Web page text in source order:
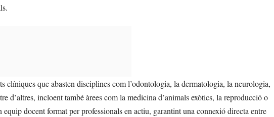
clíniques que abasten disciplines com l’odontologia, la dermatologia, la neurologia,
d’altres, incloent també àrees com la medicina d’animals exòtics, la reproducció o
docent format per professionals en actiu, garantint una connexió directa entre